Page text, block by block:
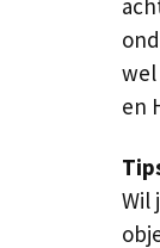
en
Wil